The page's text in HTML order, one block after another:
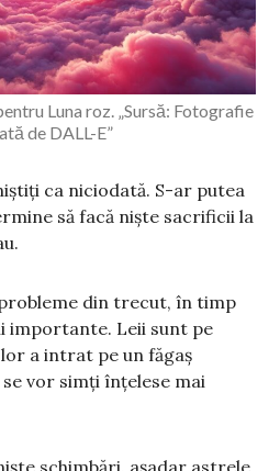
Luna roz. „Sursă: Fotografie
de DALL-E”
ca niciodată. S-ar putea
să facă niște sacrificii la
din trecut, în timp
importante. Leii sunt pe
a intrat pe un făgaș
vor simți înțelese mai
schimbări, așadar astrele